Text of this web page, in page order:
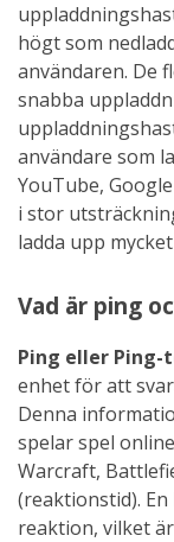
högt som
användaren. De
snabba
användare som
YouTube,
i stor
ladda upp
Vad är ping
Ping eller Ping-
enhet för att
Denna
spelar spel
Warcraft,
(reaktionstid).
reaktion, vilket